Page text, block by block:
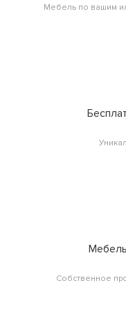
Мебель по вашим
Собственное